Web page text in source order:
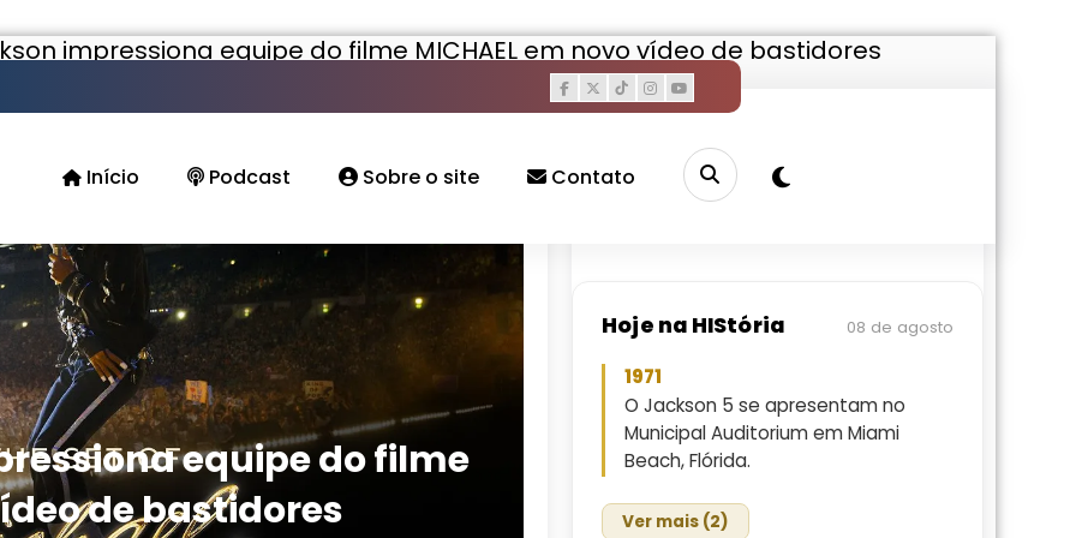
Início
Podcast Sobre o site Contato
impressiona equipe do filme MICHAEL em novo vídeo de bastidores
equipe do filme
de bastidores
Hoje na HIStória 08 de agosto
1971
O Jackson 5 se apresentam no
Municipal Auditorium em Miami
Beach, Flórida.
Ver mais (2)